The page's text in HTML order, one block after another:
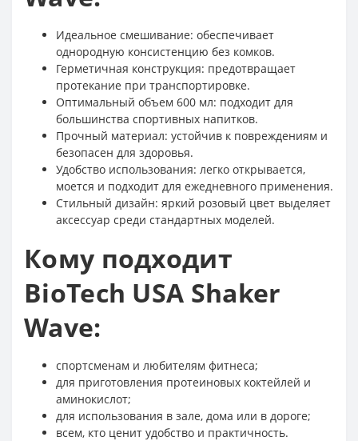
Идеальное смешивание: обеспечивает
однородную консистенцию без комков.
Герметичная конструкция: предотвращает
протекание при транспортировке.
Оптимальный объем 600 мл: подходит для
большинства спортивных напитков.
Прочный материал: устойчив к повреждениям и
безопасен для здоровья.
Удобство использования: легко открывается,
моется и подходит для ежедневного применения.
Стильный дизайн: яркий розовый цвет выделяет
аксессуар среди стандартных моделей.
Кому подходит
BioTech USA Shaker
Wave:
спортсменам и любителям фитнеса;
для приготовления протеиновых коктейлей и
аминокислот;
для использования в зале, дома или в дороге;
всем, кто ценит удобство и практичность.